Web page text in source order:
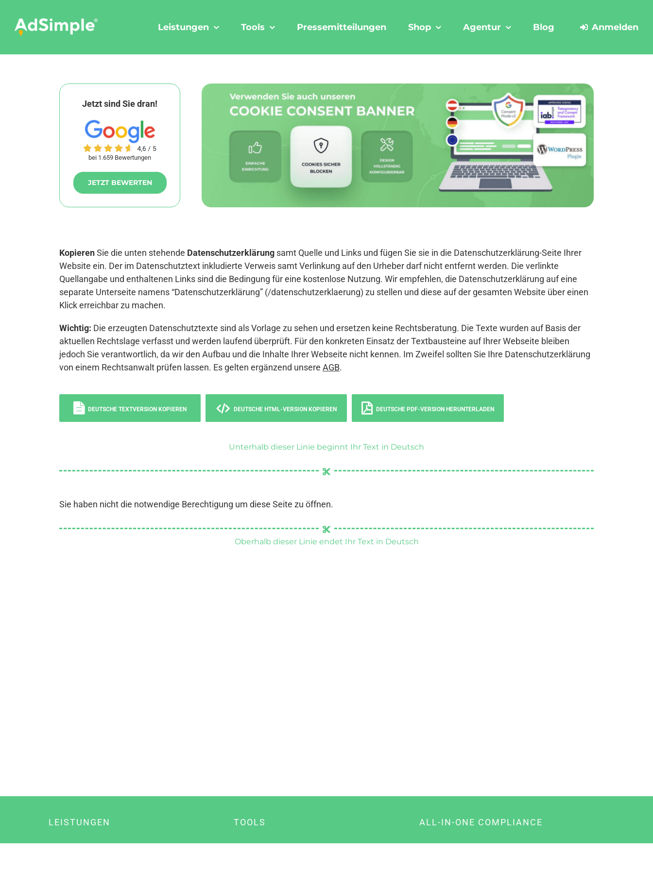
content
Leistungen Tools Pressemitteilungen Shop Agentur Blog Anmelden
Jetzt sind Sie dran!
bei 1.659 Bewertungen
JETZT BEWERTEN
KopierenSie die unten stehende Datenschutzerklärung samt Quelle und Links und fügen Sie sie in die Datenschutzerklärung-Seite Ihrer
Website ein. Der im Datenschutztext inkludierte Verweis samt Verlinkung auf den Urheber darf nicht entfernt werden. Die verlinkte
Quellangabe und enthaltenen Links sind die Bedingung für eine kostenlose Nutzung. Wir empfehlen, die Datenschutzerklärung auf eine
separate Unterseite namens “Datenschutzerklärung” (/datenschutzerklaerung) zu stellen und diese auf der gesamten Website über einen
Klick erreichbar zu machen.
Wichtig: Die erzeugten Datenschutztexte sind als Vorlage zu sehen und ersetzen keine Rechtsberatung. Die Texte wurden auf Basis der
aktuellen Rechtslage verfasst und werden laufend überprüft. Für den konkreten Einsatz der Textbausteine auf Ihrer Webseite bleiben
jedoch Sie verantwortlich, da wir den Aufbau und die Inhalte Ihrer Webseite nicht kennen. Im Zweifel sollten Sie Ihre Datenschutzerklärung
von einem Rechtsanwalt prüfen lassen. Es gelten ergänzend unsere AGB.
DEUTSCHE TEXTVERSION KOPIEREN DEUTSCHE HTML-VERSION KOPIEREN DEUTSCHE PDF-VERSION HERUNTERLADEN
Unterhalb dieser Linie beginnt Ihr Text in Deutsch
Sie haben nicht die notwendige Berechtigung um diese Seite zu öffnen.
Oberhalb dieser Linie endet Ihr Text in Deutsch
LEISTUNGEN TOOLS ALL-IN-ONE COMPLIANCE